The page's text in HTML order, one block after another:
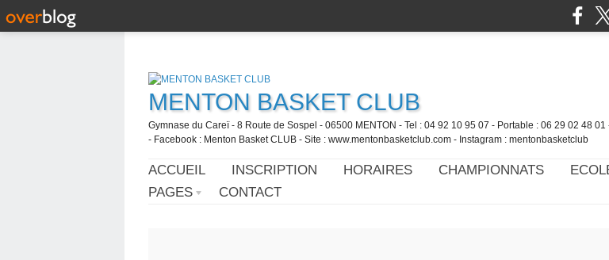
MENTON BASKET CLUB
Gymnase du Careï - 8 Route de Sospel - 06500 MENTON - Tel : 04 92 10 95 07 - Portable : 06 29 02 48
- Facebook : Menton Basket CLUB - Site : www.mentonbasketclub.com - Instagram : mentonbasketclub
ACCUEIL INSCRIPTION HORAIRES CHAMPIONNATS
PAGES
CONTACT